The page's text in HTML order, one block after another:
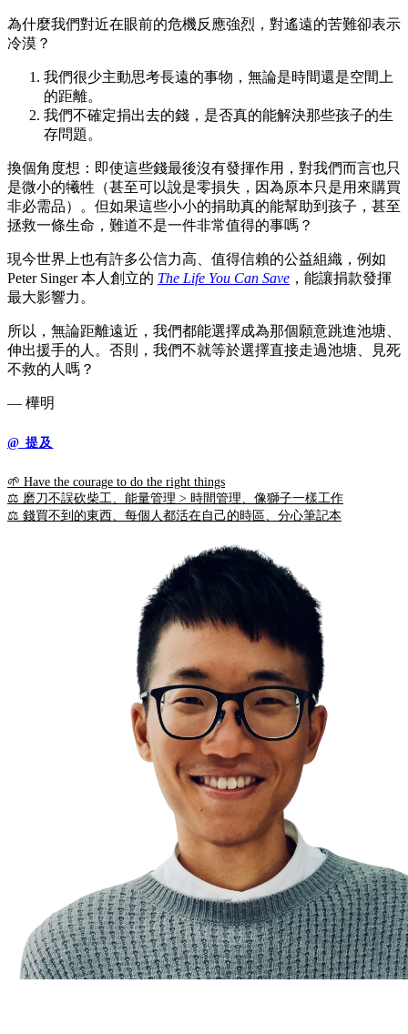
為什麼我們對近在眼前的危機反應強烈，對遙遠的苦難卻表示
冷漠？
我們很少主動思考長遠的事物，無論是時間還是空間上
的距離。
我們不確定捐出去的錢，是否真的能解決那些孩子的生
存問題。
換個角度想：即使這些錢最後沒有發揮作用，對我們而言也只
是微小的犧牲（甚至可以說是零損失，因為原本只是用來購買
非必需品）。但如果這些小小的捐助真的能幫助到孩子，甚至
拯救一條生命，難道不是一件非常值得的事嗎？
現今世界上也有許多公信力高、值得信賴的公益組織，例如
Peter Singer 本人創立的 The Life You Can Save ，能讓捐款發揮
最大影響力。
所以，無論距離遠近，我們都能選擇成為那個願意跳進池塘、
伸出援手的人。否則，我們不就等於選擇直接走過池塘、見死
不救的人嗎？
— 樺明
@ 提及
🌱 Have the courage to do the right things
⚖️ 磨刀不誤砍柴工、能量管理 > 時間管理、像獅子一樣工作
⚖️ 錢買不到的東西、每個人都活在自己的時區、分心筆記本